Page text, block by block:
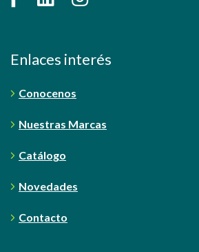
Enlaces interés
Conocenos
Nuestras Marcas
Catálogo
Novedades
Contacto